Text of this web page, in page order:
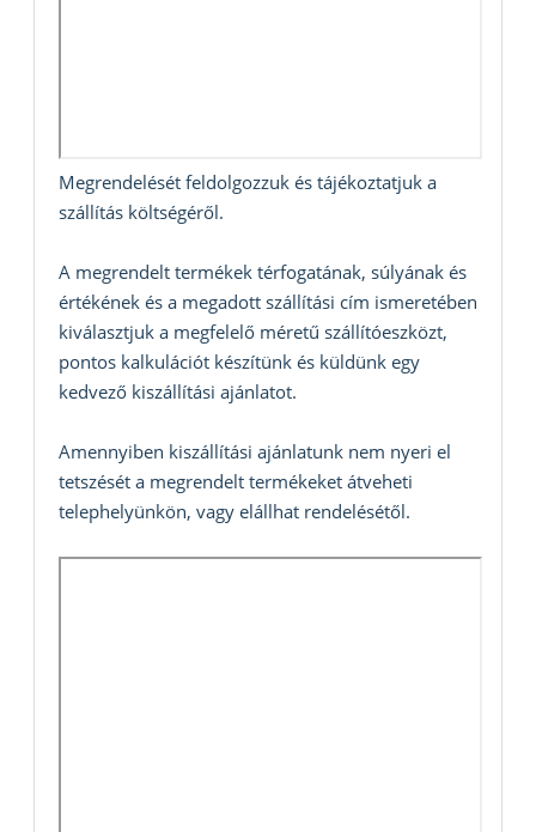
Megrendelését feldolgozzuk és tájékoztatjuk a
szállítás költségéről.
A megrendelt termékek térfogatának, súlyának és
értékének és a megadott szállítási cím ismeretében
kiválasztjuk a megfelelő méretű szállítóeszközt,
pontos kalkulációt készítünk és küldünk egy
kedvező kiszállítási ajánlatot.
Amennyiben kiszállítási ajánlatunk nem nyeri el
tetszését a megrendelt termékeket átveheti
telephelyünkön, vagy elállhat rendelésétől.